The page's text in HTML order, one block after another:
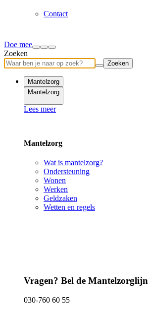
Contact
Doe mee
Zoeken
Zoeken
Mantelzorg
Mantelzorg
Lees meer
Mantelzorg
Wat is mantelzorg?
Ondersteuning
Wonen
Werken
Geldzaken
Wetten en regels
Vragen? Bel de Mantelzorglijn
030-760 60 55